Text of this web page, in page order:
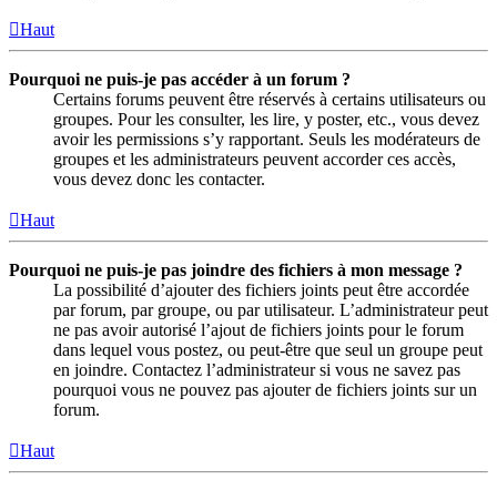
Haut
Pourquoi ne puis-je pas accéder à un forum ?
Certains forums peuvent être réservés à certains utilisateurs ou
groupes. Pour les consulter, les lire, y poster, etc., vous devez
avoir les permissions s’y rapportant. Seuls les modérateurs de
groupes et les administrateurs peuvent accorder ces accès,
vous devez donc les contacter.
Haut
Pourquoi ne puis-je pas joindre des fichiers à mon message ?
La possibilité d’ajouter des fichiers joints peut être accordée
par forum, par groupe, ou par utilisateur. L’administrateur peut
ne pas avoir autorisé l’ajout de fichiers joints pour le forum
dans lequel vous postez, ou peut-être que seul un groupe peut
en joindre. Contactez l’administrateur si vous ne savez pas
pourquoi vous ne pouvez pas ajouter de fichiers joints sur un
forum.
Haut